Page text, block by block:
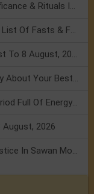
Shravan Somvar Vrat 2026: Dates, Significance & Rituals In August
Weekly Horoscope 3 To 9 August, 2026: List Of Fasts & Festivals
Numerology Weekly Horoscope: 2 August To 8 August, 2026
Friendship Day 2026: What The Stars Say About Your Best Friend!
Mars Transit In Gemini: Embrace The Period Full Of Energy & Intelligence
2026
Shanivar Vrat 2026: Saturn Will Serve Justice In Sawan Month!